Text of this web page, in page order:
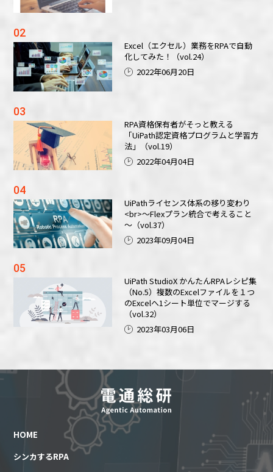
Excel（エクセル）業務をRPAで自動
化してみた！（vol.24）
2022年06月20日
RPA資格保有者がそっと教える
「UiPath認定資格プログラムと学習方
法」（vol.19）
2022年04月04日
UiPathライセンス体系の移り変わり
<br>～Flexプラン統合で考えること
～（vol.37）
2023年09月04日
UiPath StudioX かんたんRPAレシピ集
（No.5）複数のExcelファイルを１つ
のExcelへ1シート単位でマージする
（vol.32）
2023年03月06日
HOME
シンカするRPA